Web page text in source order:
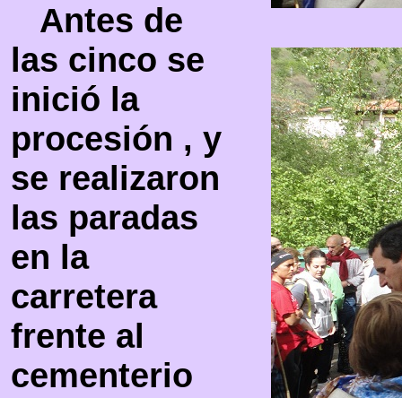
Antes de
las cinco se
inició la
procesión , y
se realizaron
las paradas
en la
carretera
frente al
cementerio